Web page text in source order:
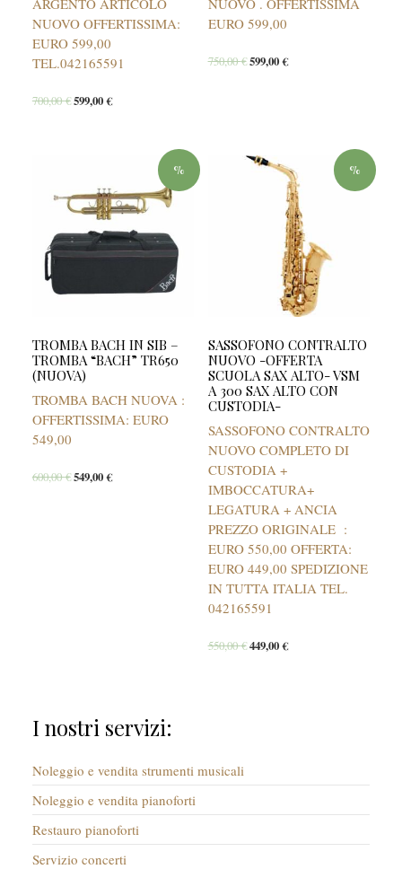
NUOVO OFFERTISSIMA:
EURO 599,00
TEL.042165591
700,00€599,00€
EURO 599,00
750,00€599,00€
%
TROMBA BACH IN SIB –
TROMBA “BACH” TR650
(NUOVA)
TROMBA BACH NUOVA :
OFFERTISSIMA: EURO
549,00
600,00€549,00€
%
SASSOFONO CONTRALTO
NUOVO -OFFERTA
SCUOLA SAX ALTO- VSM
A 300 SAX ALTO CON
CUSTODIA-
SASSOFONO CONTRALTO
NUOVO COMPLETO DI
CUSTODIA +
IMBOCCATURA+
LEGATURA + ANCIA
PREZZO ORIGINALE :
EURO 550,00 OFFERTA:
EURO 449,00 SPEDIZIONE
IN TUTTA ITALIA TEL.
042165591
550,00€449,00€
I nostri servizi:
Noleggio e vendita strumenti musicali
Noleggio e vendita pianoforti
Restauro pianoforti
Servizio concerti